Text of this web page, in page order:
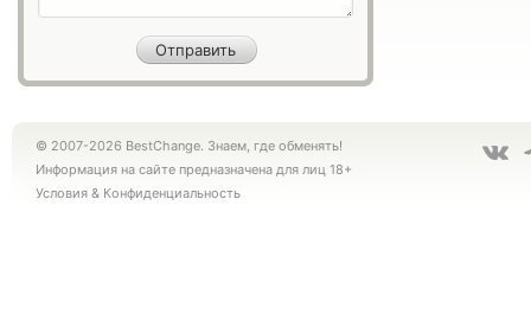
© 2007-2026 BestChange. Знаем, где обменять!
Информация на сайте предназначена для лиц 18+
Условия & Конфиденциальность